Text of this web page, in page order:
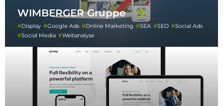
WIMBERGER Gruppe
Display Google Ads Online Marketing SEA SEO
Social Ads
Social Media
Webanalyse